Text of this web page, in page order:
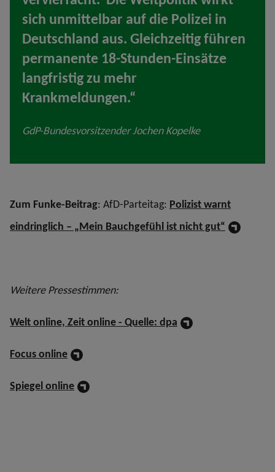
sich unmittelbar auf die Polizei in
Deutschland aus. Gleichzeitig führen
permanente 18-Stunden-Einsätze
langfristig zu mehr
Krankmeldungen.“
GdP-Bundesvorsitzender Jochen Kopelke
Zum Funke-Beitrag: AfD-Parteitag: Polizist warnt
eindringlich – „Mein Bauchgefühl ist nicht gut“
Weitere Pressestimmen:
Welt online, Zeit online - Quelle: dpa
Focus online
Spiegel online